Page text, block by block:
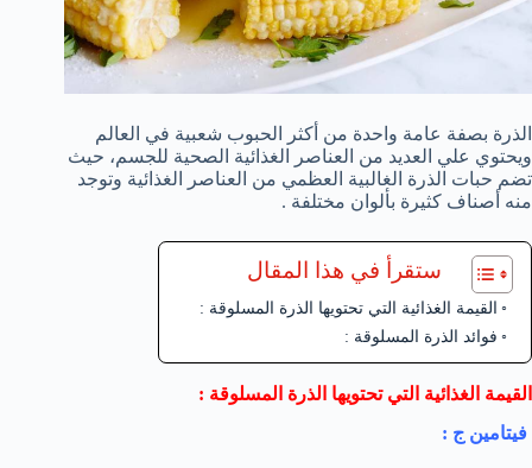
الذرة بصفة عامة واحدة من أكثر الحبوب شعبية في العالم
ويحتوي علي العديد من العناصر الغذائية الصحية للجسم، حيث
تضم حبات الذرة الغالبية العظمي من العناصر الغذائية وتوجد
منه أصناف كثيرة بألوان مختلفة .
ستقرأ في هذا المقال
القيمة الغذائية التي تحتويها الذرة المسلوقة :
فوائد الذرة المسلوقة :
القيمة الغذائية التي تحتويها الذرة المسلوقة :
فيتامين ج :